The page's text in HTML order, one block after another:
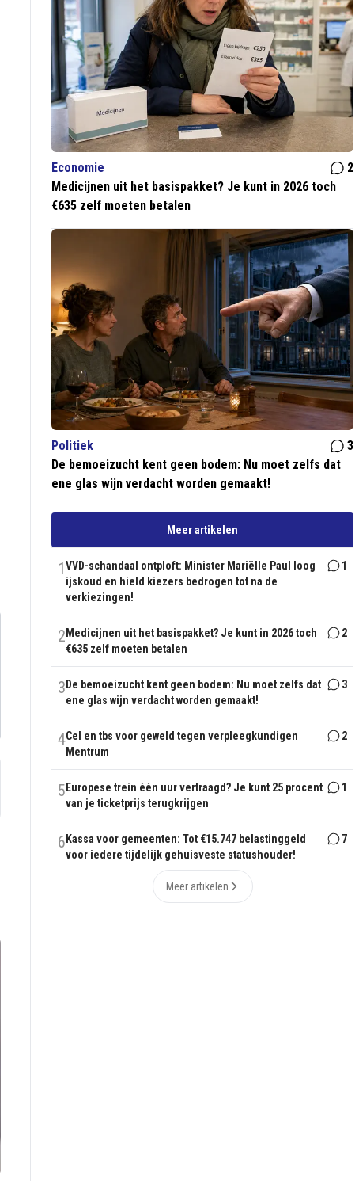
Economie
2
Medicijnen uit het basispakket? Je kunt in 2026 toch
€635 zelf moeten betalen
Politiek
3
De bemoeizucht kent geen bodem: Nu moet zelfs dat
ene glas wijn verdacht worden gemaakt!
Meer artikelen
1VVD-schandaal ontploft: Minister Mariëlle Paul loog
ijskoud en hield kiezers bedrogen tot na de
verkiezingen!
1
2 Medicijnen uit het basispakket? Je kunt in 2026 toch
€635 zelf moeten betalen
2
3 De bemoeizucht kent geen bodem: Nu moet zelfs dat
ene glas wijn verdacht worden gemaakt!
3
4Cel en tbs voor geweld tegen verpleegkundigen
Mentrum
2
5 Europese trein één uur vertraagd? Je kunt 25 procent
van je ticketprijs terugkrijgen
1
6 Kassa voor gemeenten: Tot €15.747 belastinggeld
voor iedere tijdelijk gehuisveste statushouder!
7
Meer artikelen